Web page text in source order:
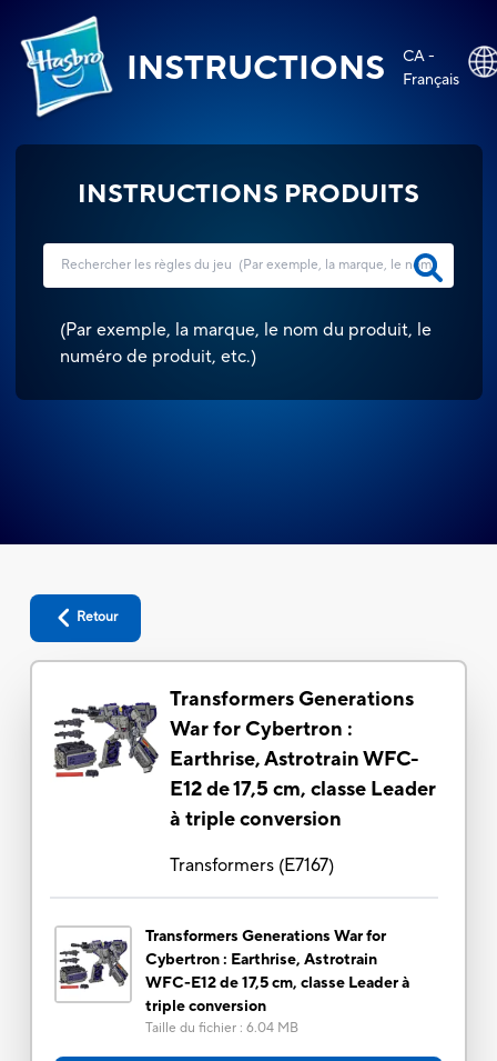
INSTRUCTIONS
CA -
Français
INSTRUCTIONS PRODUITS
(Par exemple, la marque, le nom du produit, le
numéro de produit, etc.)
Retour
Transformers Generations
War for Cybertron :
Earthrise, Astrotrain WFC-
E12 de 17,5 cm, classe Leader
à triple conversion
Transformers(E7167)
Transformers Generations War for
Cybertron : Earthrise, Astrotrain
WFC-E12 de 17,5 cm, classe Leader à
triple conversion
Taille du fichier: 6.04 MB